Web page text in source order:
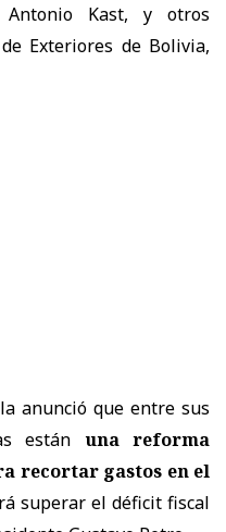
Antonio Kast, y otros
Exteriores de Bolivia,
anunció que entre sus
están una reforma
recortar gastos en el
superar el déficit fiscal